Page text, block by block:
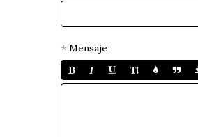
Mensaje